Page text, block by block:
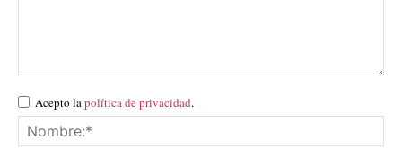
Acepto lapolítica de privacidad.